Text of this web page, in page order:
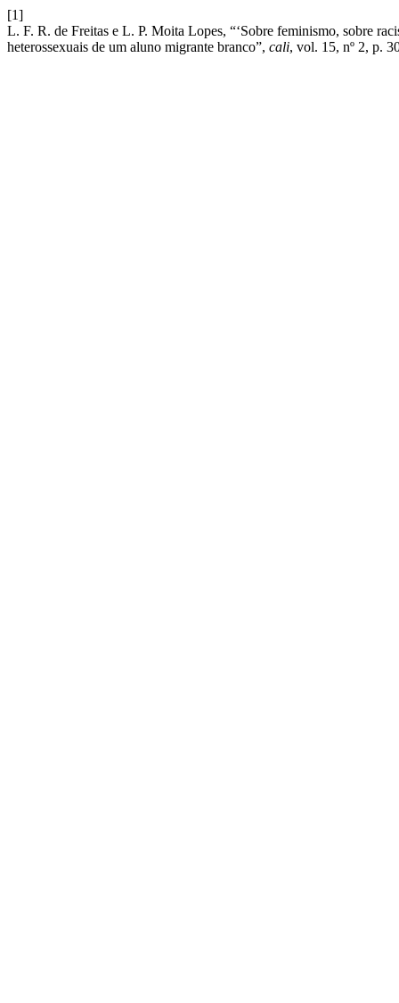
[1]
L. F. R. de Freitas e L. P. Moita Lopes, “‘Sobre feminismo, sobre
heterossexuais de um aluno migrante branco”, cali, vol. 15, nº 2, p.